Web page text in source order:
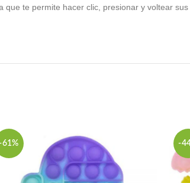
te permite hacer clic, presionar y voltear
61% -